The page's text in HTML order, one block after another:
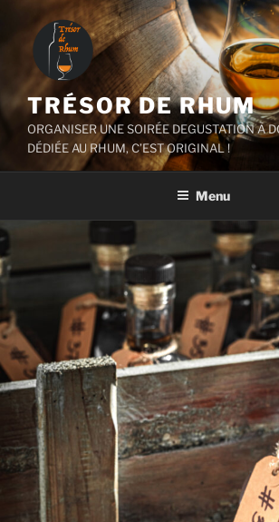
contenu
principal
TRÉSOR DE RHUM
ORGANISER UNE SOIRÉE DEGUSTATION À
DÉDIÉE AU RHUM, C’EST ORIGINAL !
Menu